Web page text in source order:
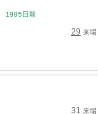
1995日前
29 来場
31 来場